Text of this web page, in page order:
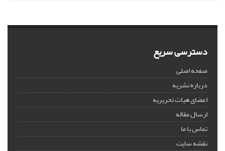
دسترسی سریع
صفحه اصلی
درباره نشریه
اعضای هیات تحریریه
ارسال مقاله
تماس با ما
نقشه سایت